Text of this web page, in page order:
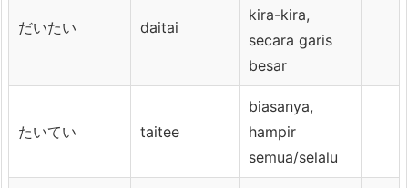
だいたい daitai
kira-kira,
secara garis
besar
たいてい taitee
biasanya,
hampir
semua/selalu